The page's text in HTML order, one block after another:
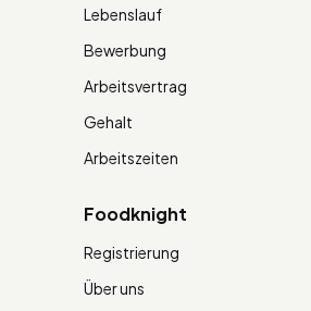
Lebenslauf
Bewerbung
Arbeitsvertrag
Gehalt
Arbeitszeiten
Foodknight
Registrierung
Über uns